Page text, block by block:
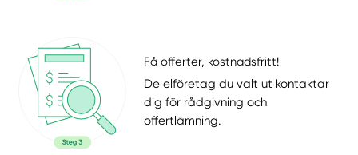
Få offerter, kostnadsfritt!
De elföretag du valt ut kontaktar
dig för rådgivning och
offertlämning.